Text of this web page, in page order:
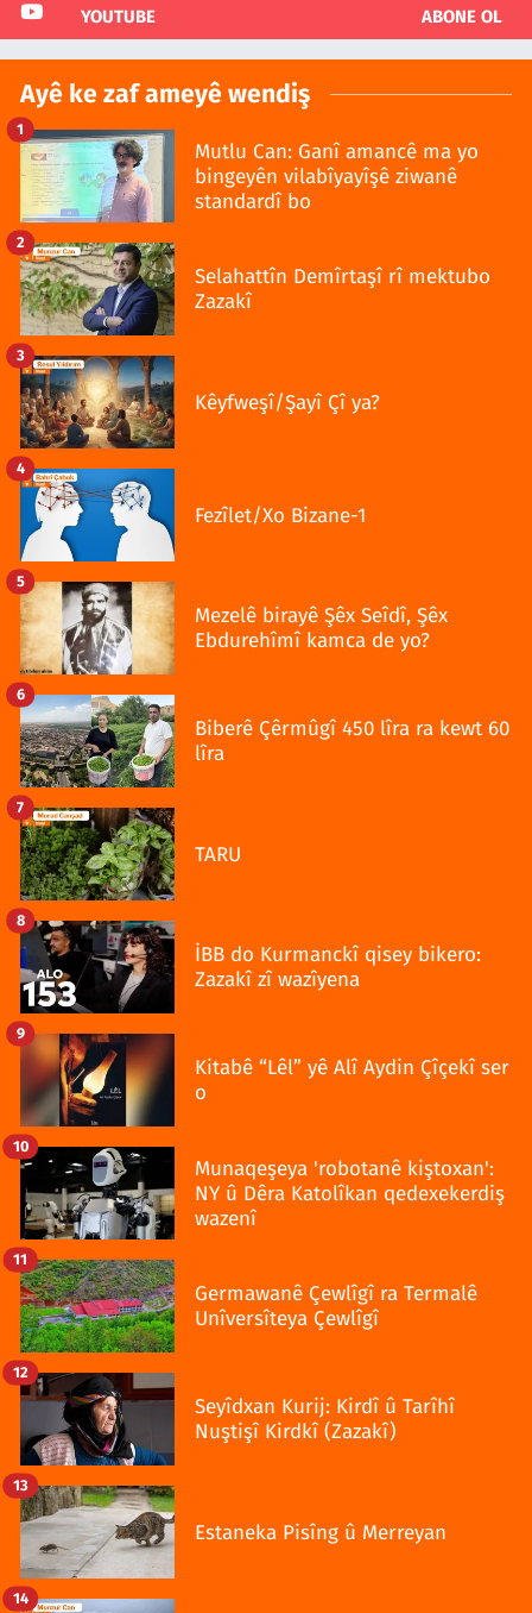
YOUTUBE ABONE OL
Ayê ke zaf ameyê wendiş
Mutlu Can: Ganî amancê ma yo
bingeyên vilabîyayîşê ziwanê
standardî bo
1
Selahattîn Demîrtaşî rî mektubo
Zazakî
2
Kêyfweşî/Şayî Çî ya?
3
Fezîlet/Xo Bizane-1
4
Mezelê birayê Şêx Seîdî, Şêx
Ebdurehîmî kamca de yo?
5
Biberê Çêrmûgî 450 lîra ra kewt 60
lîra
6
TARU
7
İBB do Kurmanckî qisey bikero:
Zazakî zî wazîyena
8
Kitabê “Lêl” yê Alî Aydin Çîçekî ser
o
9
Munaqeşeya 'robotanê kiştoxan':
NY û Dêra Katolîkan qedexekerdiş
wazenî
10
Germawanê Çewlîgî ra Termalê
Unîversîteya Çewlîgî
11
Seyîdxan Kurij: Kirdî û Tarîhî
Nuştişî Kirdkî (Zazakî)
12
Estaneka Pisîng û Merreyan
13
14